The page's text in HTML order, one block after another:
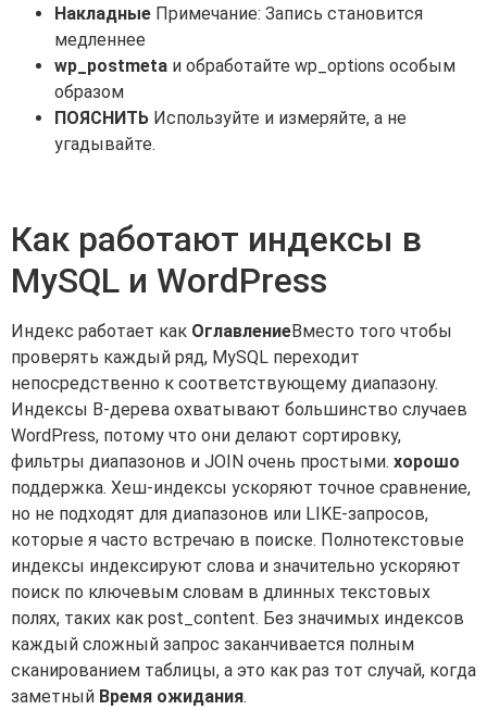
Накладные Примечание: Запись становится
медленнее
wp_postmeta и обработайте wp_options особым
образом
ПОЯСНИТЬ Используйте и измеряйте, а не
угадывайте.
Как работают индексы в
MySQL и WordPress
Индекс работает как ОглавлениеВместо того чтобы
проверять каждый ряд, MySQL переходит
непосредственно к соответствующему диапазону.
Индексы B-дерева охватывают большинство случаев
WordPress, потому что они делают сортировку,
фильтры диапазонов и JOIN очень простыми. хорошо
поддержка. Хеш-индексы ускоряют точное сравнение,
но не подходят для диапазонов или LIKE-запросов,
которые я часто встречаю в поиске. Полнотекстовые
индексы индексируют слова и значительно ускоряют
поиск по ключевым словам в длинных текстовых
полях, таких как post_content. Без значимых индексов
каждый сложный запрос заканчивается полным
сканированием таблицы, а это как раз тот случай, когда
заметный Время ожидания.